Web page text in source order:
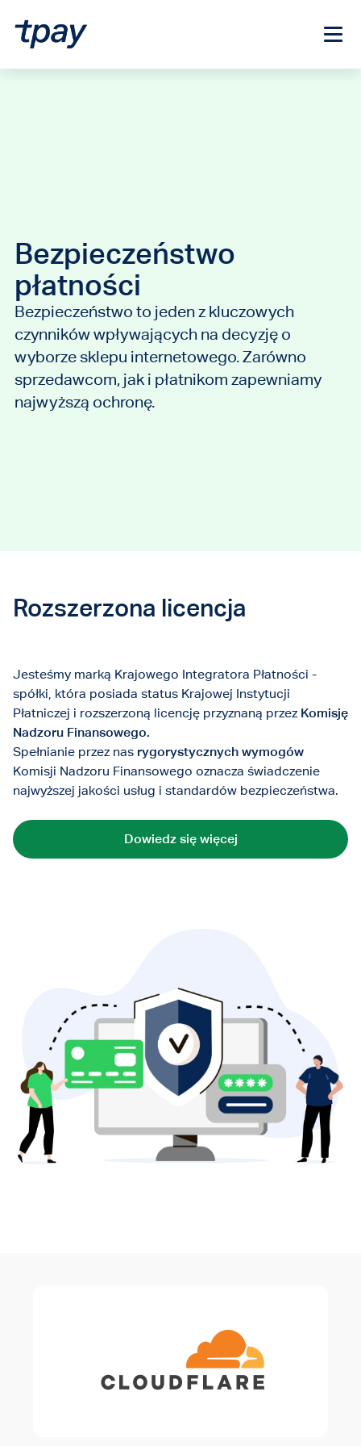
Bezpieczeństwo
płatności
Bezpieczeństwo to jeden z kluczowych
czynników wpływających na decyzję o
wyborze sklepu internetowego. Zarówno
sprzedawcom, jak i płatnikom zapewniamy
najwyższą ochronę.
Rozszerzona licencja
Jesteśmy marką Krajowego Integratora Płatności -
spółki, która posiada status Krajowej Instytucji
Płatniczej i rozszerzoną licencję przyznaną przez Komisję
Nadzoru Finansowego.
Spełnianie przez nas rygorystycznych wymogów
Komisji Nadzoru Finansowego oznacza świadczenie
najwyższej jakości usług i standardów bezpieczeństwa.
Dowiedz się więcej